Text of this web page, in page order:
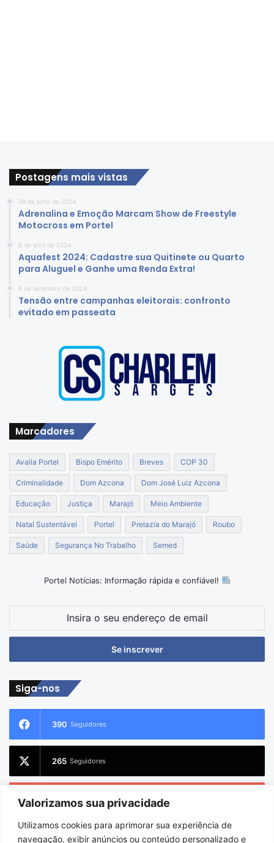
Valorizamos sua privacidade
Utilizamos cookies para aprimorar sua experiência de
navegação, exibir anúncios ou conteúdo personalizado e
Postagens mais vistas
29 de julho de 2024
Adrenalina e Emoção Marcam Show de Freestyle
Motocross em Portel
8 de abril de 2024
Aquafest 2024: Cadastre sua Quitinete ou Quarto
para Aluguel e Ganhe uma Renda Extra!
8 de setembro de 2024
Tensão entre campanhas eleitorais: confronto
evitado em passeata
Marcadores
Avalia Portel Bispo Emérito Breves COP 30
Criminalidade Dom Azcona Dom José Luiz Azcona
Educação Justiça Marajó Meio Ambiente
Natal Sustentável Portel Prelazia do Marajó Roubo
Saúde Segurança No Trabalho Semed
Portel Notícias: Informação rápida e confiável!
seu
de
Siga-nos
390 Seguidores
265 Seguidores
2.733 Seguidores